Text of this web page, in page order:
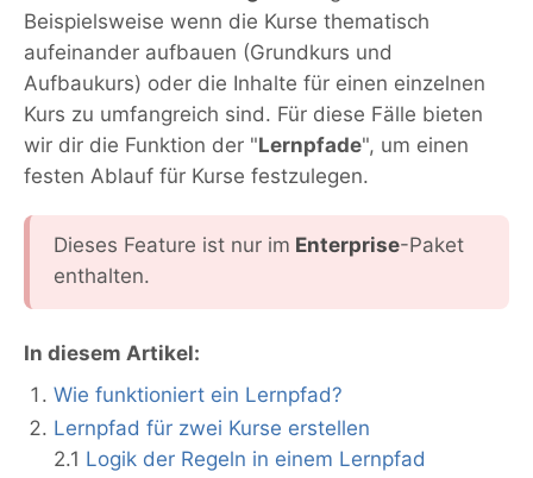
Beispielsweise wenn die Kurse thematisch
aufeinander aufbauen (Grundkurs und
Aufbaukurs) oder die Inhalte für einen einzelnen
Kurs zu umfangreich sind. Für diese Fälle bieten
wir dir die Funktion der "Lernpfade", um einen
festen Ablauf für Kurse festzulegen.
Dieses Feature ist nur im Enterprise-Paket
enthalten.
In diesem Artikel:
Wie funktioniert ein Lernpfad?
Lernpfad für zwei Kurse erstellen
2.1 Logik der Regeln in einem Lernpfad